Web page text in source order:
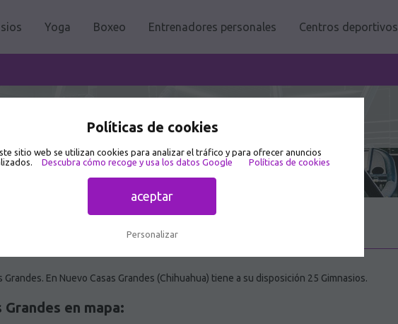
Políticas de cookies
sitio web se utilizan cookies para analizar el tráfico y para ofrecer anuncios
Descubra cómo recoge y usa los datos Google Políticas de cookies
aceptar
Personalizar
Yoga Boxeo Entrenadores personales Centros deportivos
Grandes 🥇
En Nuevo Casas Grandes (Chihuahua) tiene a su disposición 25 Gimnasios.
Grandes en mapa: